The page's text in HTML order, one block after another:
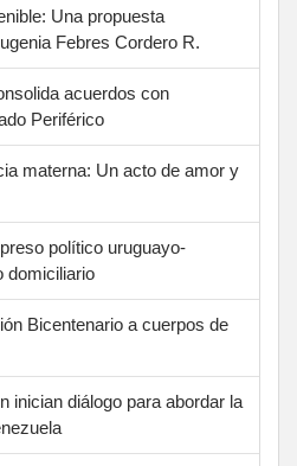
Una propuesta
Febres Cordero R.
acuerdos con
Periférico
materna: Un acto de amor y
político uruguayo-
domiciliario
Bicentenario a cuerpos de
inician diálogo para abordar la